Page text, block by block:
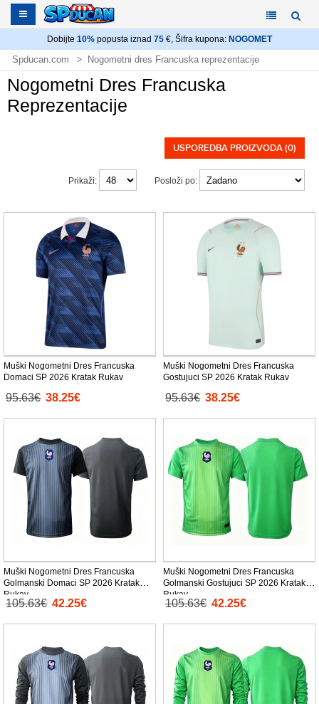
Dobijte 10% popusta iznad 75 €, Šifra kupona: NOGOMET
Spducan.com Nogometni dres Francuska reprezentacije
Nogometni Dres Francuska
Reprezentacije
USPOREDBA PROIZVODA (0)
Posloži po:
Prikaži:
Muški Nogometni Dres Francuska
Domaci SP 2026 Kratak Rukav
95.63€ 38.25€
Muški Nogometni Dres Francuska
Gostujuci SP 2026 Kratak Rukav
95.63€ 38.25€
Muški Nogometni Dres Francuska
Golmanski Domaci SP 2026 Kratak
Rukav
105.63€ 42.25€
Muški Nogometni Dres Francuska
Golmanski Gostujuci SP 2026 Kratak
Rukav
105.63€ 42.25€